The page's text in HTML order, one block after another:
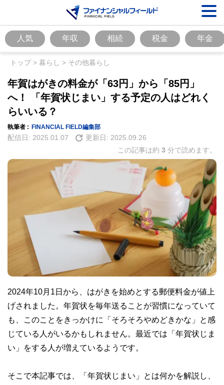
人気 年収 相続 税金 年金
トップ> 暮らし > その他暮らし
年賀はがきの料金が「63円」から「85円」
へ！ 「年賀状じまい」する予定の人はどれく
らいいる？
執筆者 : FINANCIAL FIELD編集部
配信日: 2025.01.07 更新日: 2025.09.26
この記事は約 3 分で読めます。
2024年10月1日から、はがきを始めとする郵便料金が値上
げされました。年賀状を毎年送ることが習慣になっていて
も、このことをきっかけに「そろそろやめどきかな」と感
じている人がいるかもしれません。最近では「年賀状じま
い」をする人が増えているようです。
そこで本記事では、「年賀状じまい」とは何かを解説し、